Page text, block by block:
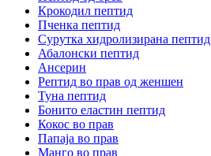
Крокодил пептид
Пченка пептид
Сурутка хидролизирана пептид
Абалонски пептид
Ансерин
Pептид во прав од женшен
Туна пептид
Бонито еластин пептид
Кокос во прав
Папаја во прав
Манго во прав